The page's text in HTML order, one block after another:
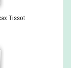
Tissot